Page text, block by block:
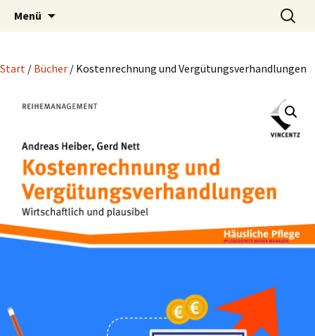
SysPraBlog
Blog und Shop von System & Praxis
Menü
Suchen
nach:
Start / Bücher / Kostenrechnung und Vergütungsverhandlungen